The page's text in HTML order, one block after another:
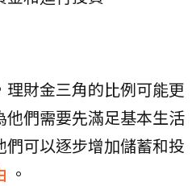
財金三角的比例可能更
們需要先滿足基本生活
可以逐步增加儲蓄和投
。